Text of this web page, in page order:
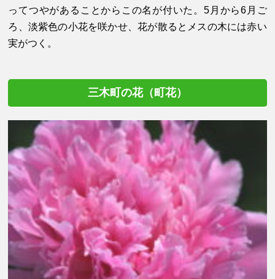
ってつやがあることからこの名が付いた。5月から6月ご
ろ、淡紫色の小花を咲かせ、花が散るとメスの木には赤い
実がつく。
三木町の花（町花）